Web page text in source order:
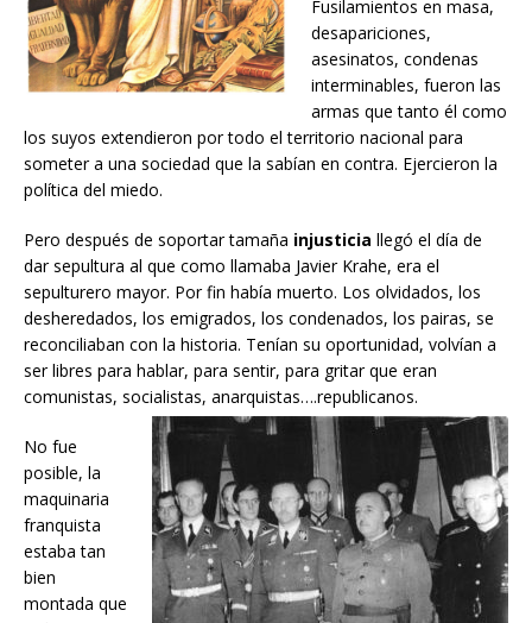
Fusilamientos en masa,
desapariciones,
asesinatos, condenas
interminables, fueron las
armas que tanto él como
los suyos extendieron por todo el territorio nacional para
someter a una sociedad que la sabían en contra. Ejercieron la
política del miedo.
Pero después de soportar tamaña injusticia llegó el día de
dar sepultura al que como llamaba Javier Krahe, era el
sepulturero mayor. Por fin había muerto. Los olvidados, los
desheredados, los emigrados, los condenados, los pairas, se
reconciliaban con la historia. Tenían su oportunidad, volvían a
ser libres para hablar, para sentir, para gritar que eran
comunistas, socialistas, anarquistas….republicanos.
No fue
posible, la
maquinaria
franquista
estaba tan
bien
montada que